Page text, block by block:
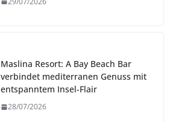
Maslina Resort: A Bay Beach Bar
verbindet mediterranen Genuss mit
entspanntem Insel-Flair
28/07/2026